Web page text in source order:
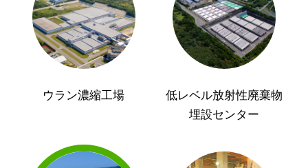
ウラン濃縮工場
低レベル放射性廃棄物
埋設センター